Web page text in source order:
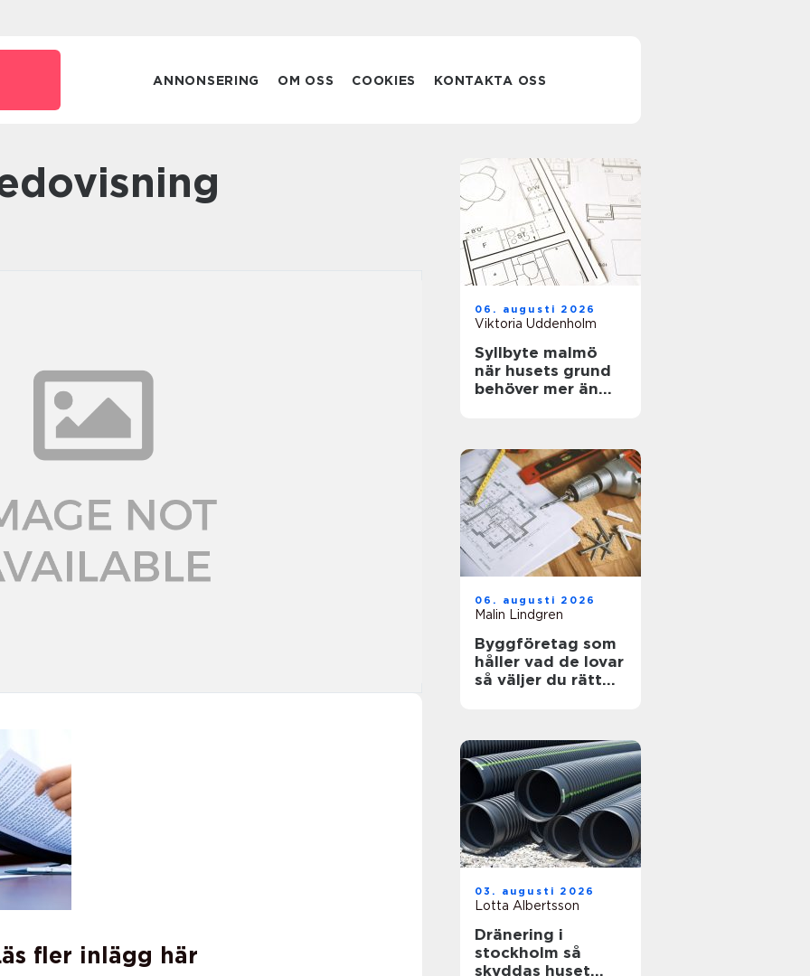
ANNONSERING OM OSS COOKIES KONTAKTA OSS
fler inlägg här
06. augusti 2026
Viktoria Uddenholm
Syllbyte malmö
när husets grund
behöver mer än
06. augusti 2026
Malin Lindgren
Byggföretag som
håller vad de lovar
så väljer du rätt
03. augusti 2026
Lotta Albertsson
Dränering i
stockholm så
skyddas huset